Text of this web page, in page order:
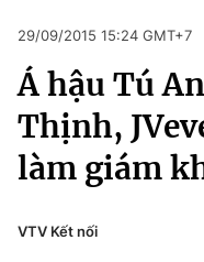
Chuyên mục
Chính trị
Xã hội
Pháp luật
Pháp luật
Kinh tế
Thể thao
Truyền hình
Văn hóa - Giải trí
Y tế
29/09/2015 15:24 GMT+7
Á hậu Tú
Thịnh,
làm giám
VTV Kết nối